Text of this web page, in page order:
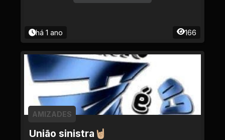
há 1 ano 166
União sinistra🤘🏼
AMIZADES